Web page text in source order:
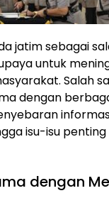
jatim sebagai
untuk
Salah
dengan
isu-isu
dengan